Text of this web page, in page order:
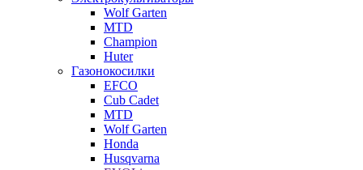
Wolf Garten
MTD
Champion
Huter
Газонокосилки
EFCO
Cub Cadet
MTD
Wolf Garten
Honda
Husqvarna